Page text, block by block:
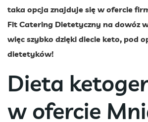
taka opcja znajduje się w ofercie
Fit Catering Dietetyczny na dowóz
więc szybko dzięki diecie keto, pod
dietetyków!
Dieta
w ofercie